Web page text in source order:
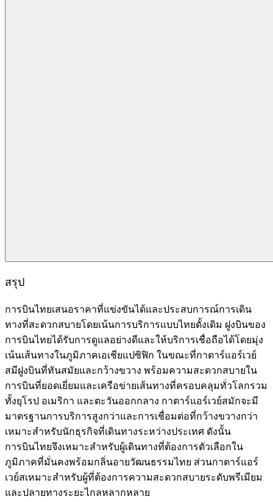
สรุป
การบินไทยเสนอราคาที่แข่งขันได้และประสบการณ์การเดิน
ทางที่สะดวกสบายโดยเน้นการบริการแบบไทยดั้งเดิม ฝูงบินของ
การบินไทยได้รับการดูแลอย่างดีและให้บริการเชื่อถือได้โดยมุ่ง
เน้นเส้นทางในภูมิภาคเอเชียแปซิฟิก ในขณะที่กาตาร์แอร์เวย์
สมีฝูงบินที่ทันสมัยและกว้างขวาง พร้อมความสะดวกสบายใน
การบินที่ยอดเยี่ยมและเครือข่ายเส้นทางที่ครอบคลุมทั่วโลกรวม
ทั้งยุโรป อเมริกา และตะวันออกกลาง กาตาร์แอร์เวย์สมักจะมี
มาตรฐานการบริการสูงกว่าและการเชื่อมต่อที่กว้างขวางกว่า
เหมาะสำหรับนักธุรกิจที่เดินทางระหว่างประเทศ ดังนั้น
การบินไทยจึงเหมาะสำหรับผู้เดินทางที่ต้องการตัวเลือกใน
ภูมิภาคที่มั่นคงพร้อมกลิ่นอายวัฒนธรรมไทย ส่วนกาตาร์แอร์
เวย์สเหมาะสำหรับผู้ที่ต้องการความสะดวกสบายระดับพรีเมียม
และปลายทางระยะไกลหลากหลาย